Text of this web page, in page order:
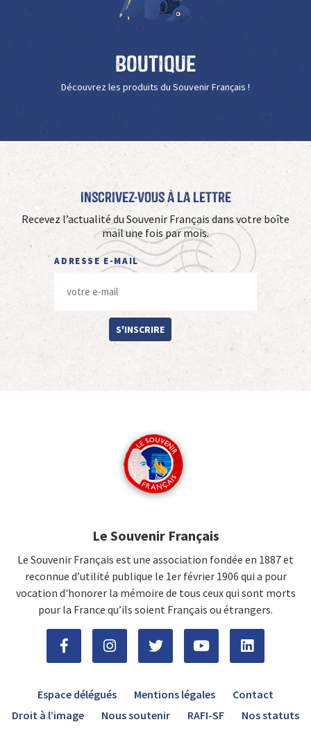
Boutique
Découvrez les produits du Souvenir Français !
Inscrivez-vous à La Lettre
Recevez l’actualité du Souvenir Français dans votre boîte
mail une fois par mois.
ADRESSE E-MAIL
S'INSCRIRE
Le Souvenir Français
Le Souvenir Français est une association fondée en 1887 et
reconnue d’utilité publique le 1er février 1906 qui a pour
vocation d'honorer la mémoire de tous ceux qui sont morts
pour la France qu’ils soient Français ou étrangers.
Espace délégués Mentions légales
Contact
Droit à l’image
Nous soutenir RAFI-SF Nos statuts